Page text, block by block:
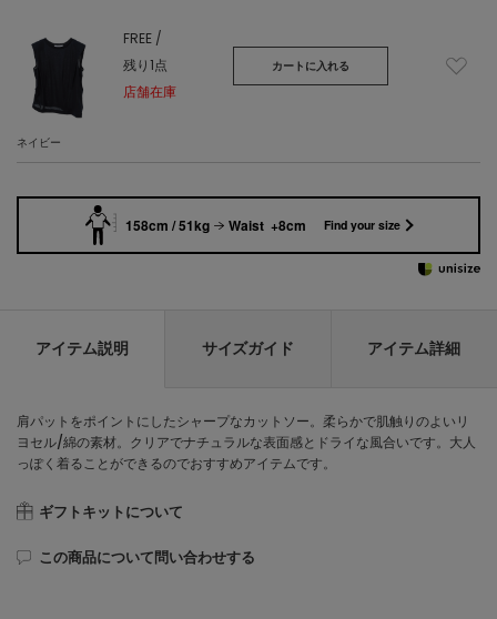
ネイビー
FREE /
残り1点
店舗在庫
カートに入れる
158cm / 51kg Waist +8cm Find your size
アイテム説明 サイズガイド アイテム詳細
肩パットをポイントにしたシャープなカットソー。柔らかで肌触りのよいリ
ヨセル/綿の素材。クリアでナチュラルな表面感とドライな風合いです。大人
っぽく着ることができるのでおすすめアイテムです。
ギフトキットについて
この商品について問い合わせする